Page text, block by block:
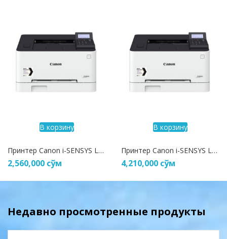
В корзину
Принтер Canon i-SENSYS LBP623Cdw
2,560,000 сўм
В корзину
Принтер Canon i-SENSYS LBP663Cdw
4,210,000 сўм
Недавно просмотренные продукты